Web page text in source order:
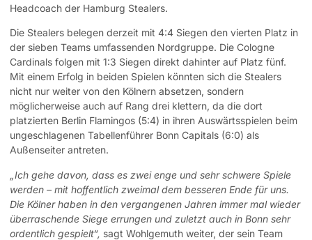
Headcoach der Hamburg Stealers.
Die Stealers belegen derzeit mit 4:4 Siegen den vierten Platz in
der sieben Teams umfassenden Nordgruppe. Die Cologne
Cardinals folgen mit 1:3 Siegen direkt dahinter auf Platz fünf.
Mit einem Erfolg in beiden Spielen könnten sich die Stealers
nicht nur weiter von den Kölnern absetzen, sondern
möglicherweise auch auf Rang drei klettern, da die dort
platzierten Berlin Flamingos (5:4) in ihren Auswärtsspielen beim
ungeschlagenen Tabellenführer Bonn Capitals (6:0) als
Außenseiter antreten.
„Ich gehe davon, dass es zwei enge und sehr schwere Spiele
werden – mit hoffentlich zweimal dem besseren Ende für uns.
Die Kölner haben in den vergangenen Jahren immer mal wieder
überraschende Siege errungen und zuletzt auch in Bonn sehr
ordentlich gespielt“, sagt Wohlgemuth weiter, der sein Team